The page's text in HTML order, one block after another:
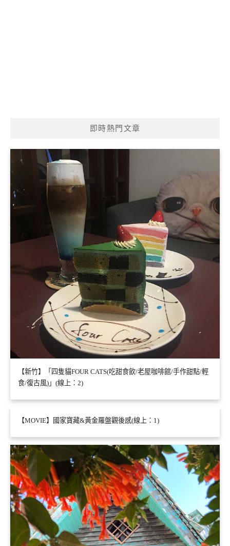
即時熱門文章
【新竹】「四隻貓FOUR CATS(吃甜食飲/老屋咖啡館/手作甜點/輕
食/復古風)」(線上：2)
【MOVIE】國家寶藏&黃金羅盤觀後感(線上：1)